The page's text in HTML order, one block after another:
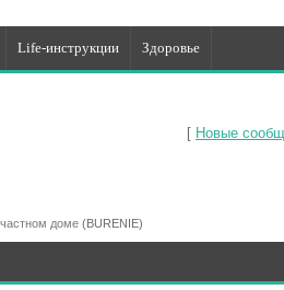
Life-инструкции Здоровье
[ Новые
доме (BURENIE)